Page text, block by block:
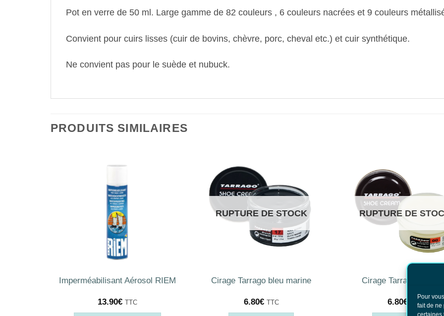
Pour
fait de ne
certaines
Pot en verre de 50 ml. Large gamme de 82 couleurs , 6 couleurs nacrées et 9 couleurs
Convient pour cuirs lisses (cuir de bovins, chèvre, porc, cheval etc.) et cuir synthétique.
Ne convient pas pour le suède et nubuck.
PRODUITS SIMILAIRES
Imperméabilisant Aérosol RIEM
13.90€ TTC
RUPTURE DE STOCK
Cirage Tarrago bleu marine
6.80€ TTC
RUPTURE DE
Cirage Tarrago Incolore
6.80€ TTC